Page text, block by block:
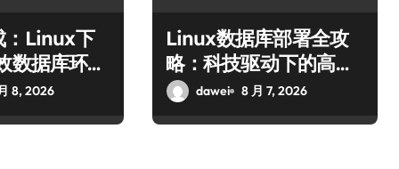
：Linux下
数据库环境
8, 2026
Linux数据库部署全攻
略：科技驱动下的高效
运行环境搭建
dawei 8 月 7, 2026